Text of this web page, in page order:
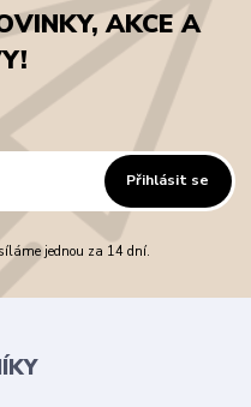
AKCE A
Přihlásit se
jednou za 14 dní.